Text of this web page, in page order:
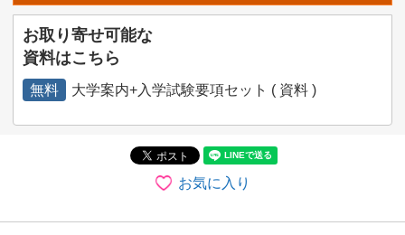
お取り寄せ可能な
資料はこちら
無料 大学案内+入学試験要項セット ( 資料 )
お気に入り